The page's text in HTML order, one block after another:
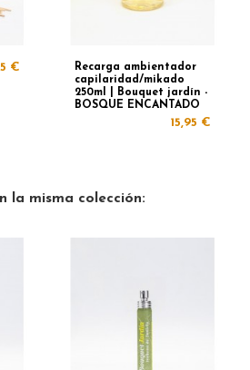
€
Recarga ambientador
capilaridad/mikado
250ml | Bouquet jardín -
BOSQUE ENCANTADO
15,95 €
la misma colección: